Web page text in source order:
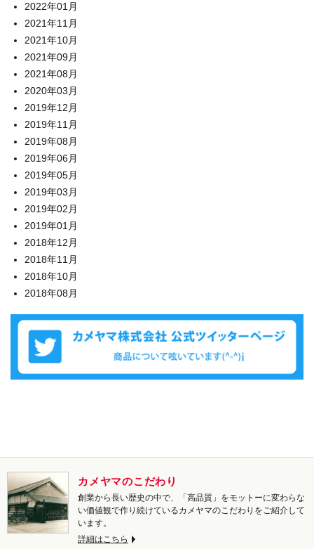
2022年01月
2021年11月
2021年10月
2021年09月
2021年08月
2020年03月
2019年12月
2019年11月
2019年08月
2019年06月
2019年05月
2019年03月
2019年02月
2019年01月
2018年12月
2018年11月
2018年10月
2018年08月
カメヤマのこだわり
創業から長い歴史の中で、「高品質」をモットーに変わらな
い価値観で作り続けているカメヤマのこだわりをご紹介して
います。
詳細はこちら